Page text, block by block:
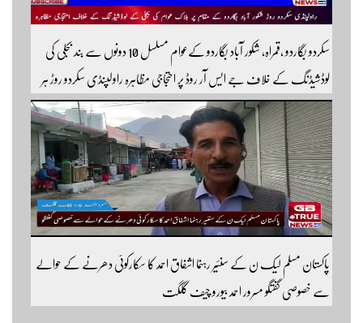
سکردو بگاردو ،قمراہ، شکور آباد بگاردو کےعوام مسلسل 10 دونوں سے بند بجلی کی
لوڈشیڈنگ کے خلاف جے ایس آر روڈ پر احتجاجی مظاہرہ راولپنڈی سکردو روڑ ہر
قسم کی ٹریفک کے لئے بند۔۔ مزید اپڈیٹس کے لیے ہمارے یوٹیوب چینل کو
سبسکرائب کریں
پاکستان مسلم لیک ن کے سنئیر رہنما اشفاق احمد کا سکارکوئی دھرنے کے حوالے
سے خصوصی گفتگو مسرور احمد بیورو چیف گلگت